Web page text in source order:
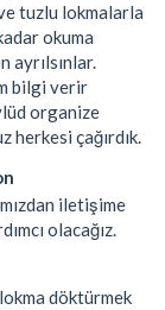
tuzlu lokmalarla
okuma
ayrılsınlar.
bilgi verir
organize
herkesi çağırdık.
iletişime
olacağız.
döktürmek